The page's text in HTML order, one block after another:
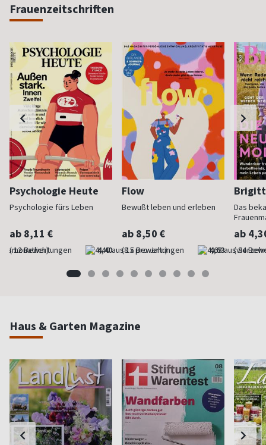
Frauenzeitschriften
Psychologie Heute
Psychologie fürs Leben
ab 8,11 €
(monatlich) 4,40
Flow
Bewußt leben und erleben
ab 8,50 €
(8 x pro Jahr) 4,63
Das
ab
Haus & Garten Magazine